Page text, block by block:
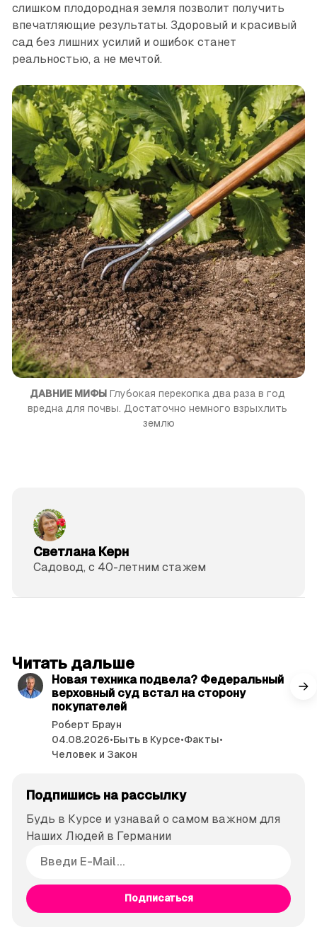
слишком плодородная земля позволит получить
впечатляющие результаты. Здоровый и красивый
сад без лишних усилий и ошибок станет
реальностью, а не мечтой.
ДАВНИЕ МИФЫ Глубокая перекопка два раза в год
вредна для почвы. Достаточно немного взрыхлить
землю
Светлана Керн
Садовод, с 40-летним стажем
Читать дальше
Новая техника подвела? Федеральный
верховный суд встал на сторону
покупателей
Роберт Браун
04.08.2026•Быть в Курсе•Факты•
Человек и Закон
Подпишись на рассылку
Будь в Курсе и узнавай о самом важном для
Наших Людей в Германии
Подписаться